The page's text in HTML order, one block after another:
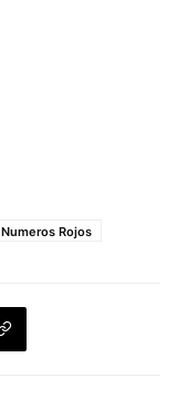
Numeros Rojos